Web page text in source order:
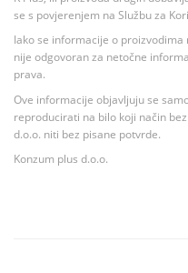
se s povjerenjem na Službu za
Iako se informacije o
nije odgovoran za netočne
prava.
Ove informacije objavljuju se
reproducirati na bilo koji način
d.o.o. niti bez pisane potvrde.
Konzum plus d.o.o.